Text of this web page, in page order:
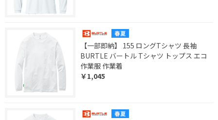
【一部即納】 155 ロングTシャツ 長袖
BURTLE バートル Tシャツ トップス エコ
作業服 作業着
￥1,045